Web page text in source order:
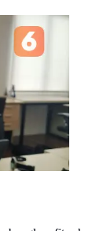
Hadirkan
Mario